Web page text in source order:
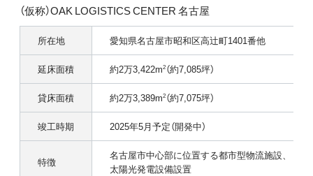
（仮称）OAK LOGISTICS CENTER 名古屋
所在地 愛知県名古屋市昭和区高辻町1401番他
延床面積 約2万3,422m2（約7,085坪）
貸床面積 約2万3,389m2（約7,075坪）
竣工時期 2025年5月予定（開発中）
特徴
名古屋市中心部に位置する都市型物流施設、
太陽光発電設備設置